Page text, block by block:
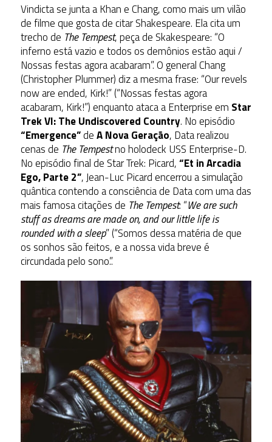
Vindicta se junta a Khan e Chang, como mais um vilão
de filme que gosta de citar Shakespeare. Ela cita um
trecho de The Tempest, peça de Skakespeare: “O
inferno está vazio e todos os demônios estão aqui /
Nossas festas agora acabaram”. O general Chang
(Christopher Plummer) diz a mesma frase: “Our revels
now are ended, Kirk!” (“Nossas festas agora
acabaram, Kirk!”) enquanto ataca a Enterprise em Star
Trek VI: The Undiscovered Country. No episódio
“Emergence”deA Nova Geração, Data realizou
cenas de The Tempestno holodeck USS Enterprise-D.
No episódio final de Star Trek: Picard,“Et in Arcadia
Ego, Parte 2”, Jean-Luc Picard encerrou a simulação
quântica contendo a consciência de Data com uma das
mais famosa citações de The Tempest: “We are such
stuff as dreams are made on, and our little life is
rounded with a sleep” (“Somos dessa matéria de que
os sonhos são feitos, e a nossa vida breve é
circundada pelo sono.”.